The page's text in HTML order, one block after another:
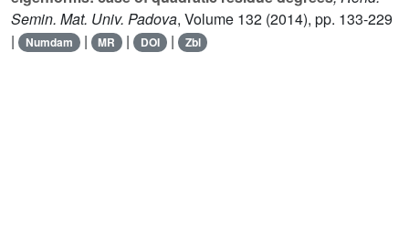
Semin. Mat. Univ. Padova, Volume 132 (2014), pp. 133-229
|
Numdam | MR | DOI | Zbl